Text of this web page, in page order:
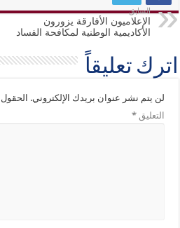
السابق
الإعلاميون الأفارقة يزورون
الأكاديمية الوطنية لمكافحة الفساد
اترك تعليقاً
لن يتم نشر عنوان بريدك الإلكتروني.
التعليق*